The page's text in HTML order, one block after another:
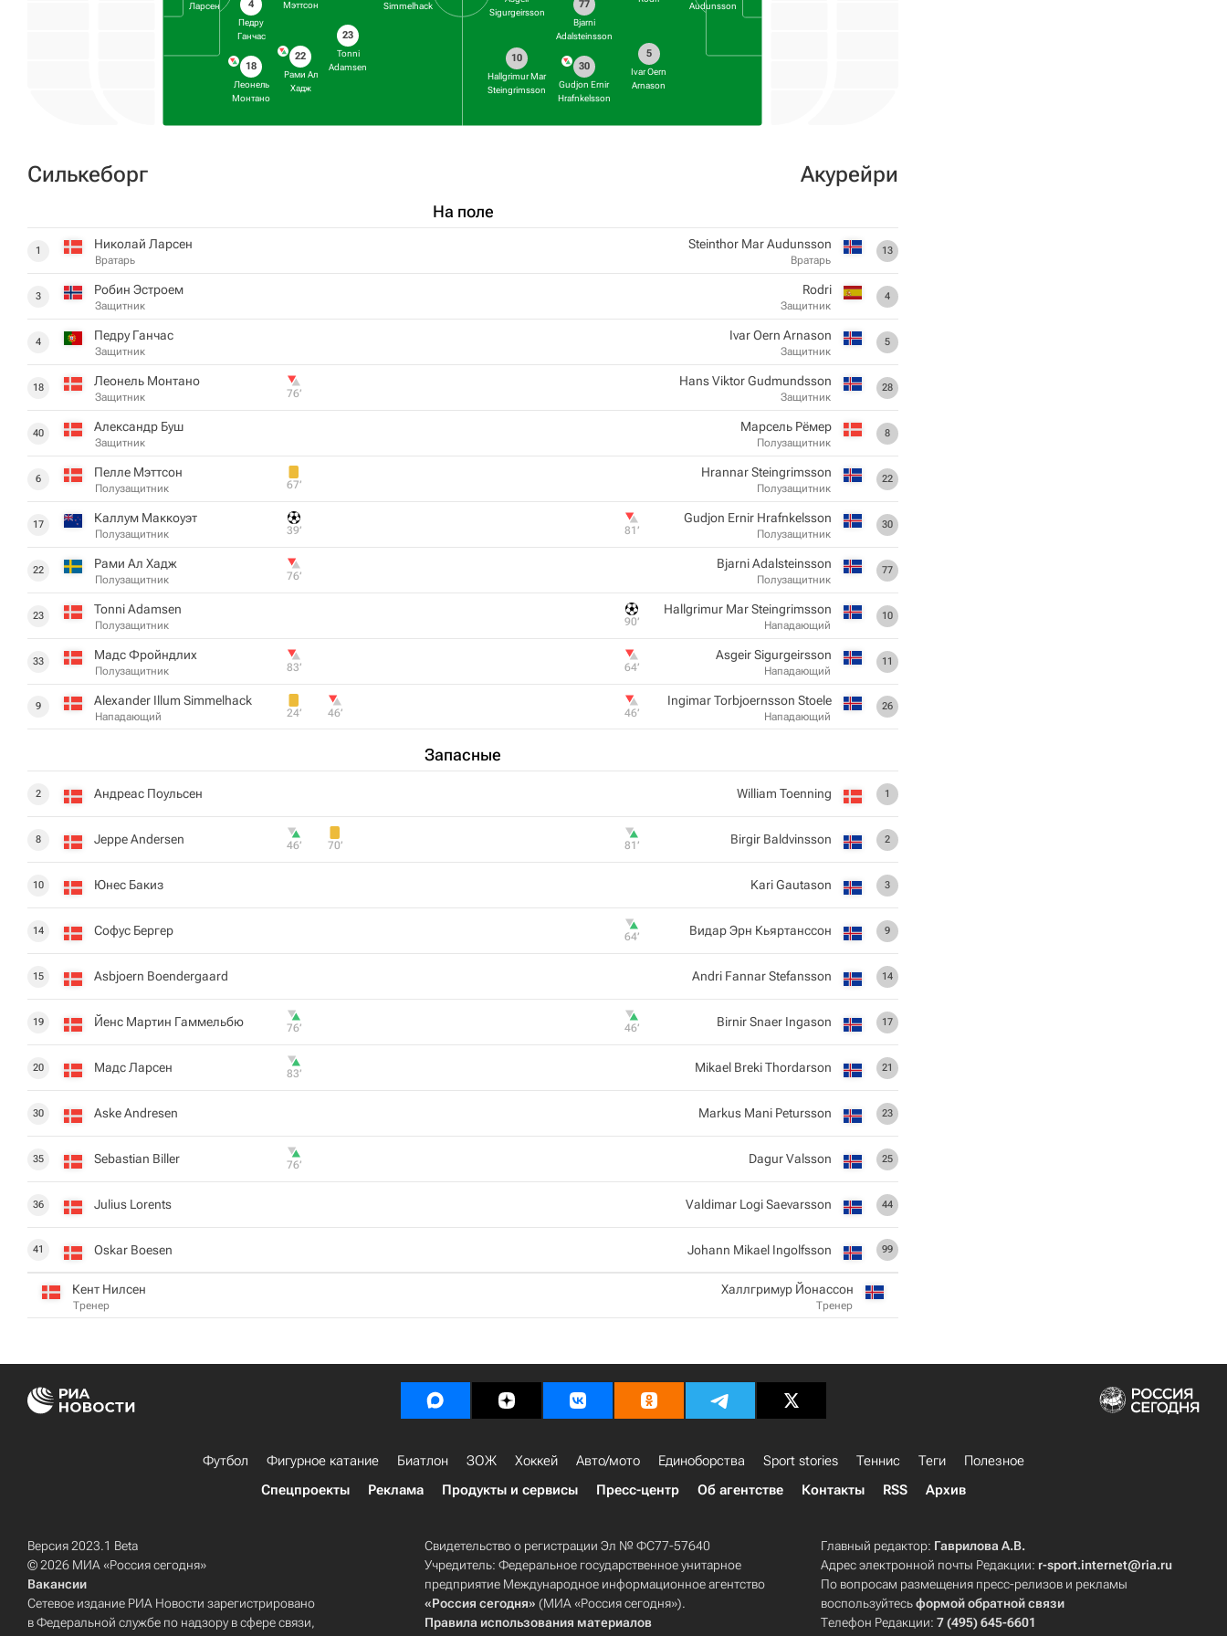
Ларсен
4
Педру
Ганчас
18
Леонель
Монтано
Мэттсон
22
Рами Ал
Хадж
23
Tonni
Adamsen
Simmelhack
Audunsson
5
Ivar Oern
Arnason
77
Bjarni
Adalsteinsson
30
Gudjon Ernir
Hrafnkelsson
Sigurgeirsson
10
Hallgrimur Mar
Steingrimsson
Силькеборг
На поле
1 Николай Ларсен
Вратарь
3 Робин Эстроем
Защитник
4 Педру Ганчас
Защитник
18 Леонель Монтано
Защитник 76‎’‎
40 Александр Буш
Защитник
6 Пелле Мэттсон
Полузащитник 67‎’‎
17 Каллум Маккоуэт
Полузащитник 39‎’‎
22 Рами Ал Хадж
Полузащитник 76‎’‎
23 Tonni Adamsen
Полузащитник
33 Мадс Фройндлих
Полузащитник 83‎’‎
9 Alexander Illum Simmelhack
Нападающий 24‎’‎ 46‎’‎
Запасные
2 Андреас Поульсен
8 Jeppe Andersen 46‎’‎ 70‎’‎
10 Юнес Бакиз
14 Софус Бергер
15 Asbjoern Boendergaard
19 Йенс Мартин Гаммельбю 76‎’‎
20 Мадс Ларсен 83‎’‎
30 Aske Andresen
35 Sebastian Biller 76‎’‎
36 Julius Lorents
41 Oskar Boesen
Кент Нилсен
Тренер
Акурейри
13
Steinthor Mar Audunsson
Вратарь
4
Rodri
Защитник
5
Ivar Oern Arnason
Защитник
28
Hans Viktor Gudmundsson
Защитник
8
Марсель Рёмер
Полузащитник
22
Hrannar Steingrimsson
Полузащитник
30
Gudjon Ernir Hrafnkelsson
Полузащитник
81‎’‎
77
Bjarni Adalsteinsson
Полузащитник
10
Hallgrimur Mar Steingrimsson
Нападающий
90‎’‎
11
Asgeir Sigurgeirsson
Нападающий
64‎’‎
26
Ingimar Torbjoernsson Stoele
Нападающий
46‎’‎
1
William Toenning
2
Birgir Baldvinsson
81‎’‎
3
Kari Gautason
9
Видар Эрн Кьяртанссон
64‎’‎
14
Andri Fannar Stefansson
17
Birnir Snaer Ingason
46‎’‎
21
Mikael Breki Thordarson
23
Markus Mani Petursson
25
Dagur Valsson
44
Valdimar Logi Saevarsson
99
Johann Mikael Ingolfsson
Халлгримур Йонассон
Тренер
Футбол Фигурное катание Биатлон ЗОЖ Хоккей Авто/мото Единоборства Sport stories Теннис Теги
Полезное
Спецпроекты
Реклама Продукты и сервисы Пресс-центр Об агентстве Контакты RSS Архив
Версия 2023.1 Beta
© 2026 МИА «Россия сегодня»
Вакансии
Сетевое издание РИА Новости зарегистрировано
в Федеральной службе по надзору в сфере связи,
Свидетельство о регистрации Эл № ФС77-57640
Учредитель: Федеральное государственное унитарное
предприятие Международное информационное агентство
«Россия сегодня» (МИА «Россия сегодня»).
Правила использования материалов
Главный редактор: Гаврилова А.В.
Адрес электронной почты Редакции: r-sport.internet@ria.ru
По вопросам размещения пресс-релизов и рекламы
воспользуйтесьформой обратной связи
Телефон Редакции:7 (495) 645-6601